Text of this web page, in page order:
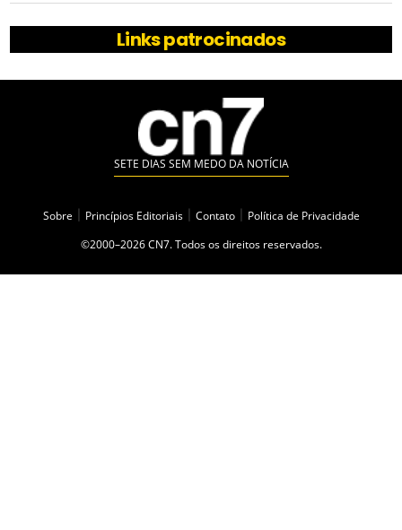
Links patrocinados
SETE DIAS SEM MEDO DA NOTÍCIA
Sobre Princípios Editoriais Contato
Política de Privacidade
©2000–2026 CN7. Todos os direitos reservados.